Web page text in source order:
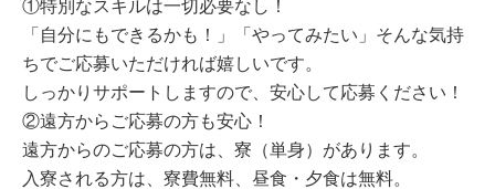
①特別なスキルは一切必要なし！
「自分にもできるかも！」「やってみたい」そんな気持
ちでご応募いただければ嬉しいです。
しっかりサポートしますので、安心して応募ください！
②遠方からご応募の方も安心！
遠方からのご応募の方は、寮（単身）があります。
入寮される方は、寮費無料、昼食・夕食は無料。